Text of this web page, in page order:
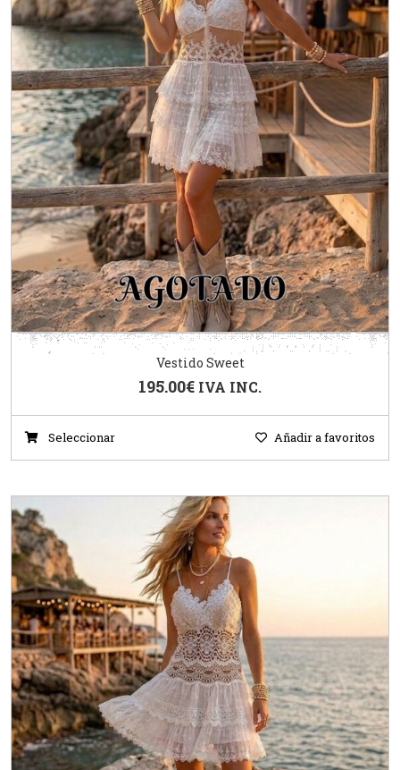
Vestido Sweet
195.00€ IVA INC.
Seleccionar Añadir a favoritos